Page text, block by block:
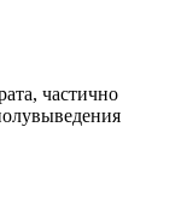
частично